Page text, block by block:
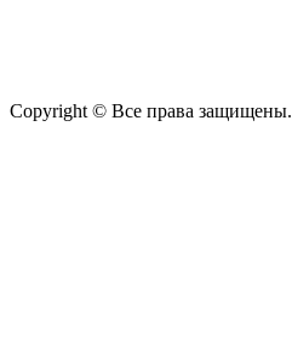
Copyright © Все права защищены.